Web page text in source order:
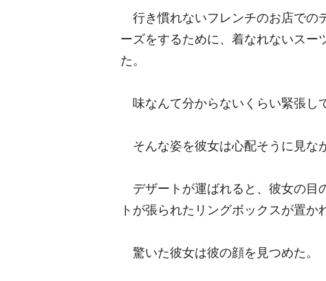
行き慣れないフレンチのお店での
ーズをするために、着なれないスー
た。
味なんて分からないくらい緊張し
そんな姿を彼女は心配そうに見な
デザートが運ばれると、彼女の目
トが張られたリングボックスが置か
驚いた彼女は彼の顔を見つめた。